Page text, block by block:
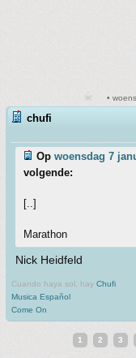
•
chufi
Op woensdag 7
volgende:
[..]
Marathon
Nick Heidfeld
Cuando haya sol, hay Chufi
Musica Español
Come On
1 2 3